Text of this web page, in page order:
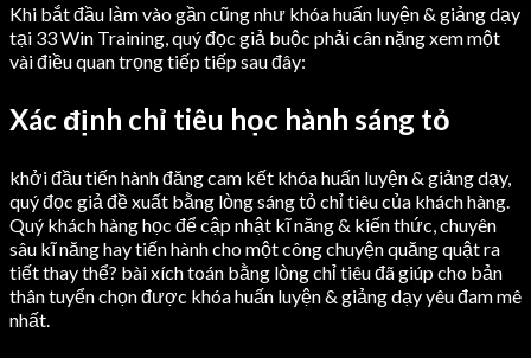
Khi bắt đầu làm vào gần cũng như khóa huấn luyện & giảng dạy
tại 33 Win Training, quý đọc giả buộc phải cân nặng xem một
vài điều quan trọng tiếp tiếp sau đây:
Xác định chỉ tiêu học hành sáng tỏ
khởi đầu tiến hành đăng cam kết khóa huấn luyện & giảng dạy,
quý đọc giả đề xuất bằng lòng sáng tỏ chỉ tiêu của khách hàng.
Quý khách hàng học để cập nhật kĩ năng & kiến thức, chuyên
sâu kĩ năng hay tiến hành cho một công chuyện quăng quật ra
tiết thay thể? bài xích toán bằng lòng chỉ tiêu đã giúp cho bản
thân tuyển chọn được khóa huấn luyện & giảng dạy yêu đam mê
nhất.